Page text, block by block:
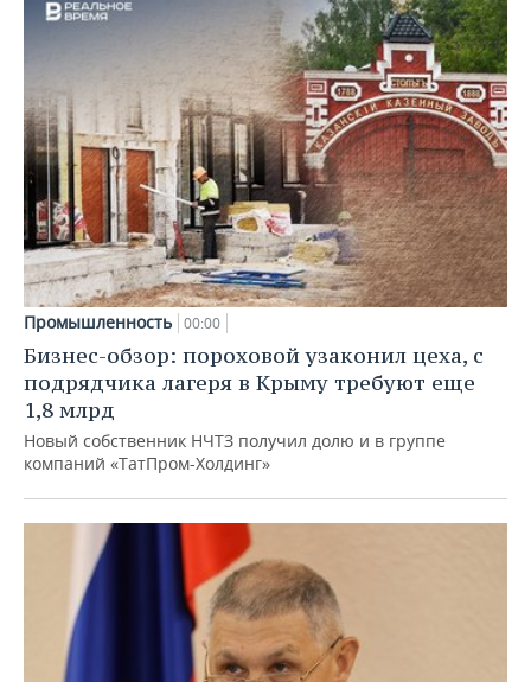
Промышленность 00:00
Бизнес-обзор: пороховой узаконил цеха, с
подрядчика лагеря в Крыму требуют еще
1,8 млрд
Новый собственник НЧТЗ получил долю и в группе
компаний «ТатПром-Холдинг»